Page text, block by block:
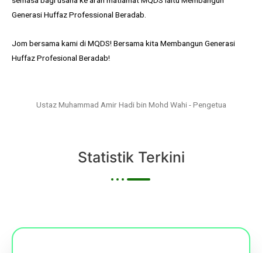
Generasi Huffaz Professional Beradab.
Jom bersama kami di MQDS! Bersama kita Membangun Generasi
Huffaz Profesional Beradab!
Ustaz Muhammad Amir Hadi bin Mohd Wahi - Pengetua
Statistik Terkini